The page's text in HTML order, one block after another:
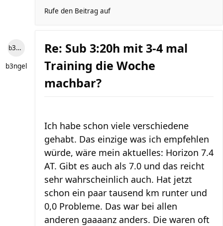
Rufe den Beitrag auf
b3ngel
b3ngel
Re: Sub 3:20h mit 3-4 mal
Training die Woche
machbar?
Ich habe schon viele verschiedene
gehabt. Das einzige was ich empfehlen
würde, wäre mein aktuelles: Horizon 7.4
AT. Gibt es auch als 7.0 und das reicht
sehr wahrscheinlich auch. Hat jetzt
schon ein paar tausend km runter und
0,0 Probleme. Das war bei allen
anderen gaaaanz anders. Die waren oft